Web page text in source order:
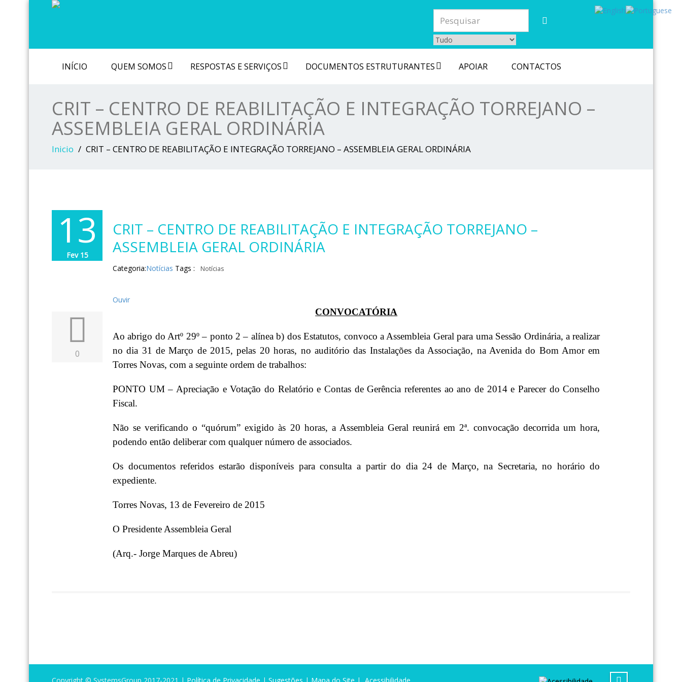
INÍCIO QUEM SOMOS RESPOSTAS E SERVIÇOS DOCUMENTOS ESTRUTURANTES APOIAR CONTACTOS
CRIT – CENTRO DE REABILITAÇÃO E INTEGRAÇÃO TORREJANO –
ASSEMBLEIA GERAL ORDINÁRIA
Inicio CRIT – CENTRO DE REABILITAÇÃO E INTEGRAÇÃO TORREJANO – ASSEMBLEIA GERAL ORDINÁRIA
13
Fev 15
0
CRIT – CENTRO DE REABILITAÇÃO E INTEGRAÇÃO TORREJANO –
ASSEMBLEIA GERAL ORDINÁRIA
Categoria:Notícias Tags : Notícias
Ouvir
CONVOCATÓRIA
Ao abrigo do Artº 29º – ponto 2 – alínea b) dos Estatutos, convoco a Assembleia Geral para uma Sessão Ordinária, a realizar
no dia 31 de Março de 2015, pelas 20 horas, no auditório das Instalações da Associação, na Avenida do Bom Amor em
Torres Novas, com a seguinte ordem de trabalhos:
PONTO UM – Apreciação e Votação do Relatório e Contas de Gerência referentes ao ano de 2014 e Parecer do Conselho
Fiscal.
Não se verificando o “quórum” exigido às 20 horas, a Assembleia Geral reunirá em 2ª. convocação decorrida um hora,
podendo então deliberar com qualquer número de associados.
Os documentos referidos estarão disponíveis para consulta a partir do dia 24 de Março, na Secretaria, no horário do
expediente.
Torres Novas, 13 de Fevereiro de 2015
O Presidente Assembleia Geral
(Arq.- Jorge Marques de Abreu)